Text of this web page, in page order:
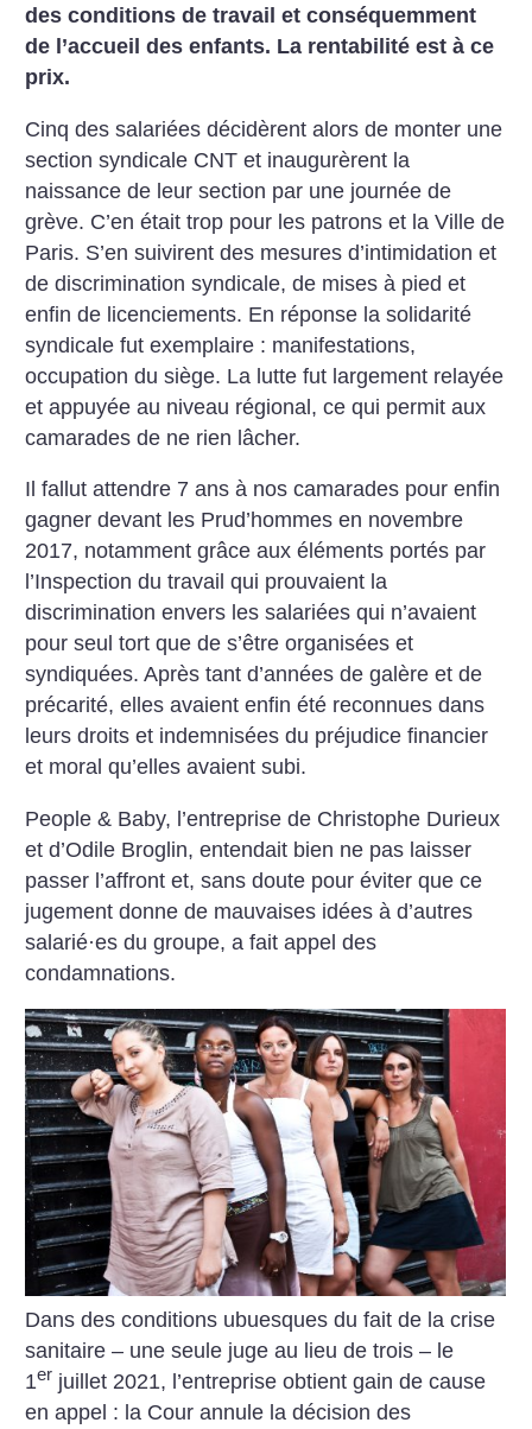
des conditions de travail et conséquemment
de l’accueil des enfants. La rentabilité est à ce
prix.
Cinq des salariées décidèrent alors de monter une
section syndicale CNT et inaugurèrent la
naissance de leur section par une journée de
grève. C’en était trop pour les patrons et la Ville de
Paris. S’en suivirent des mesures d’intimidation et
de discrimination syndicale, de mises à pied et
enfin de licenciements. En réponse la solidarité
syndicale fut exemplaire : manifestations,
occupation du siège. La lutte fut largement relayée
et appuyée au niveau régional, ce qui permit aux
camarades de ne rien lâcher.
Il fallut attendre 7 ans à nos camarades pour enfin
gagner devant les Prud’hommes en novembre
2017, notamment grâce aux éléments portés par
l’Inspection du travail qui prouvaient la
discrimination envers les salariées qui n’avaient
pour seul tort que de s’être organisées et
syndiquées. Après tant d’années de galère et de
précarité, elles avaient enfin été reconnues dans
leurs droits et indemnisées du préjudice financier
et moral qu’elles avaient subi.
People & Baby, l’entreprise de Christophe Durieux
et d’Odile Broglin, entendait bien ne pas laisser
passer l’affront et, sans doute pour éviter que ce
jugement donne de mauvaises idées à d’autres
salarié·es du groupe, a fait appel des
condamnations.
Dans des conditions ubuesques du fait de la crise
sanitaire – une seule juge au lieu de trois – le
1er juillet 2021, l’entreprise obtient gain de cause
en appel : la Cour annule la décision des